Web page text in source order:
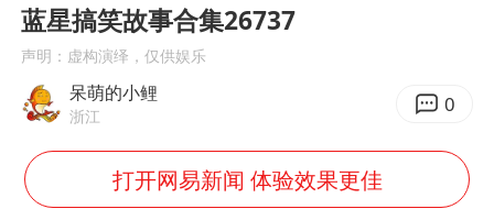
香港刷新1884年以来最高气温纪录
《龙餐馆》 冲奖
蓝星搞笑故事合集26737
声明：虚构演绎，仅供娱乐
呆萌的小鲤
浙江 0
打开网易新闻 体验效果更佳